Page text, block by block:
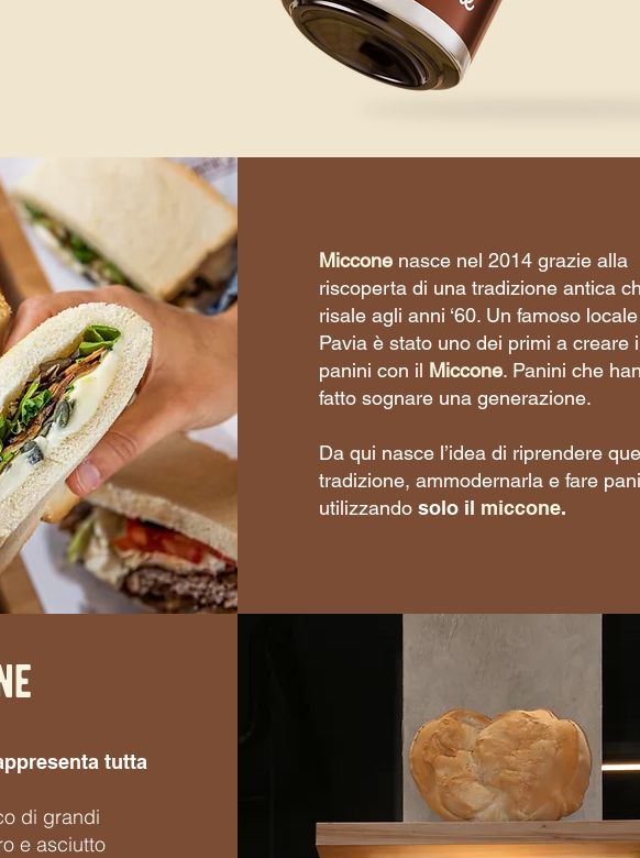
Miccone nasce nel 2014 grazie alla
riscoperta di una tradizione antica
risale agli anni ‘60. Un famoso
Pavia è stato uno dei primi a creare i
panini con il Miccone. Panini che
fatto sognare una generazione.
Da qui nasce l’idea di riprendere
tradizione, ammodernarla e fare
utilizzando solo il miccone.
tutta
di grandi
e asciutto